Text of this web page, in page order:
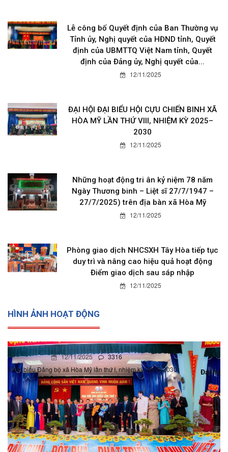
Lễ công bố Quyết định của Ban Thường vụ
Tỉnh ủy, Nghị quyết của HĐND tỉnh, Quyết
định của UBMTTQ Việt Nam tỉnh, Quyết
định của Đảng ủy, Nghị quyết của...
12/11/2025
ĐẠI HỘI ĐẠI BIỂU HỘI CỰU CHIẾN BINH XÃ
HÒA MỸ LẦN THỨ VIII, NHIỆM KỲ 2025–
2030
12/11/2025
Những hoạt động tri ân kỷ niệm 78 năm
Ngày Thương binh – Liệt sĩ 27/7/1947 –
27/7/2025) trên địa bàn xã Hòa Mỹ
12/11/2025
Phòng giao dịch NHCSXH Tây Hòa tiếp tục
duy trì và nâng cao hiệu quả hoạt động
Điểm giao dịch sau sáp nhập
12/11/2025
HÌNH ẢNH HOẠT ĐỘNG
12/11/2025 0
Đại hội đại biểu Đảng bộ xã Hòa Mỹ lần thứ I, nhiệm kỳ 2025-
2030